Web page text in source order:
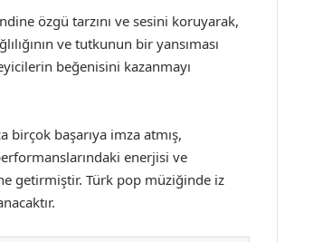
özgü tarzını ve sesini koruyarak,
ve tutkunun bir yansıması
beğenisini kazanmayı
başarıya imza atmış,
enerjisi ve
getirmiştir. Türk pop müziğinde iz